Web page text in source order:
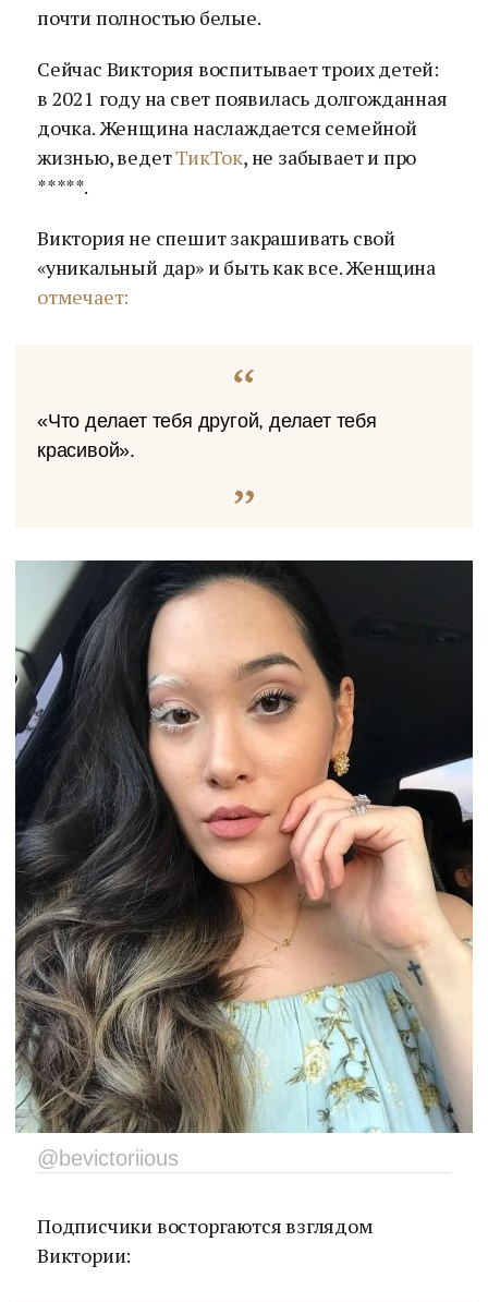
почти полностью белые.
Сейчас Виктория воспитывает троих детей:
в 2021 году на свет появилась долгожданная
дочка. Женщина наслаждается семейной
жизнью, ведетТикТок, не забывает и про
*****.
Виктория не спешит закрашивать свой
«уникальный дар» и быть как все. Женщина
отмечает:
«Что делает тебя другой, делает тебя
красивой».
@bevictoriious
Подписчики восторгаются взглядом
Виктории: